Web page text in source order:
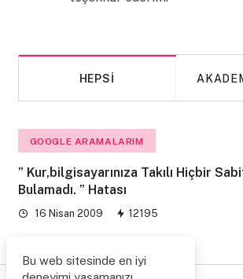
HEPSI
GOOGLE ARAMALARIM
” Kur,bilgisayarınıza Takılı Hiçbir
Bulamadı. ” Hatası
16 Nisan 2009 12195
Bu web sitesinde en iyi